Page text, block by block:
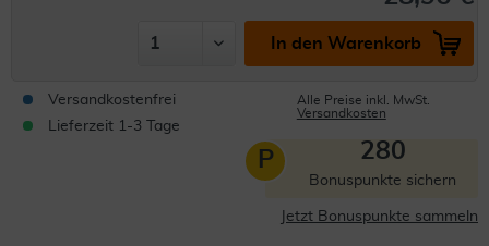
In den Warenkorb
Versandkostenfrei
Lieferzeit 1-3 Tage
Alle Preise inkl. MwSt.
Versandkosten
P 280
Bonuspunkte sichern
Jetzt Bonuspunkte sammeln